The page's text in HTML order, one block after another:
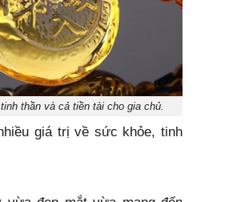
thần và cả tiền tài cho gia chủ.
giá trị về sức khỏe, tinh